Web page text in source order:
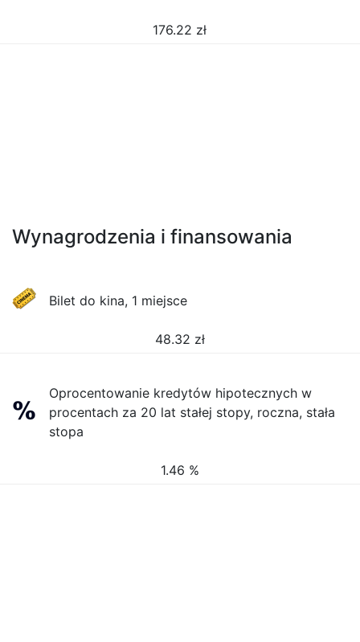
176.22 zł
Wynagrodzenia i finansowania
Bilet do kina, 1 miejsce
48.32 zł
Oprocentowanie kredytów hipotecznych w
procentach za 20 lat stałej stopy, roczna, stała
stopa
1.46 %